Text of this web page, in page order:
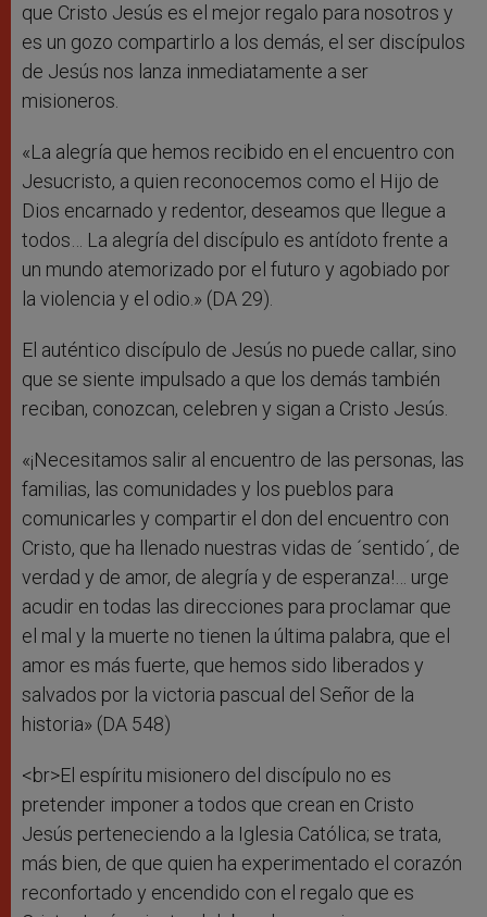
que Cristo Jesús es el mejor regalo para nosotros y
es un gozo compartirlo a los demás, el ser discípulos
de Jesús nos lanza inmediatamente a ser
misioneros.
«La alegría que hemos recibido en el encuentro con
Jesucristo, a quien reconocemos como el Hijo de
Dios encarnado y redentor, deseamos que llegue a
todos… La alegría del discípulo es antídoto frente a
un mundo atemorizado por el futuro y agobiado por
la violencia y el odio.» (DA 29).
El auténtico discípulo de Jesús no puede callar, sino
que se siente impulsado a que los demás también
reciban, conozcan, celebren y sigan a Cristo Jesús.
«¡Necesitamos salir al encuentro de las personas, las
familias, las comunidades y los pueblos para
comunicarles y compartir el don del encuentro con
Cristo, que ha llenado nuestras vidas de ´sentido´, de
verdad y de amor, de alegría y de esperanza!… urge
acudir en todas las direcciones para proclamar que
el mal y la muerte no tienen la última palabra, que el
amor es más fuerte, que hemos sido liberados y
salvados por la victoria pascual del Señor de la
historia» (DA 548)
<br>El espíritu misionero del discípulo no es
pretender imponer a todos que crean en Cristo
Jesús perteneciendo a la Iglesia Católica; se trata,
más bien, de que quien ha experimentado el corazón
reconfortado y encendido con el regalo que es